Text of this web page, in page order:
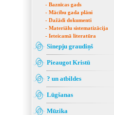
- Baznīcas gads
- Mācību gada plāni
- Dažādi dokumenti
- Materiālu sistematizācija
- Ieteicamā literatūra
Sinepju graudiņš
Pieaugot Kristū
? un atbildes
Lūgšanas
Mūzika